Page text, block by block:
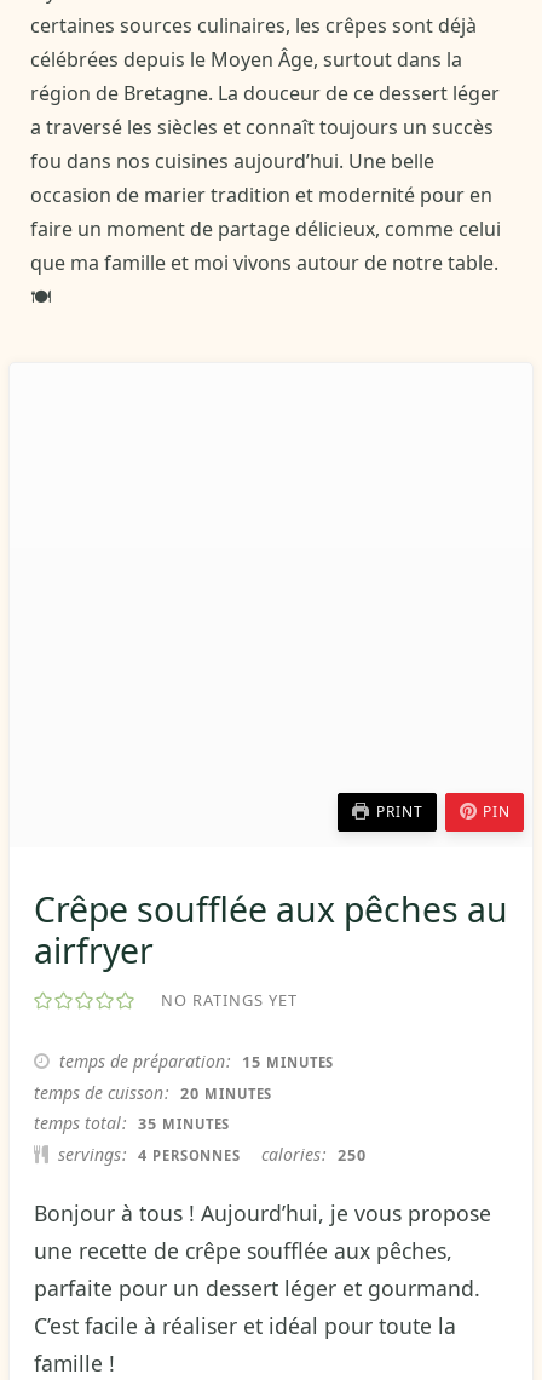
certaines sources culinaires, les crêpes sont déjà
célébrées depuis le Moyen Âge, surtout dans la
région de Bretagne. La douceur de ce dessert léger
a traversé les siècles et connaît toujours un succès
fou dans nos cuisines aujourd’hui. Une belle
occasion de marier tradition et modernité pour en
faire un moment de partage délicieux, comme celui
que ma famille et moi vivons autour de notre table.
🍽️
PRINT PIN
Crêpe soufflée aux pêches au
airfryer
NO RATINGS YET
temps de préparation 15 MINUTES
MINUTES
temps de cuisson 20 MINUTES
MINUTES
temps total 35 MINUTES
MINUTES
servings 4 PERSONNES calories 250
Bonjour à tous ! Aujourd’hui, je vous propose
une recette de crêpe soufflée aux pêches,
parfaite pour un dessert léger et gourmand.
C’est facile à réaliser et idéal pour toute la
famille !